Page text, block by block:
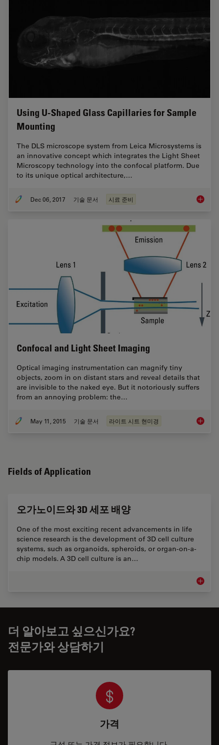
Using U-Shaped Glass Capillaries for Sample
Mounting
The DLS microscope system from Leica Microsystems is
an innovative concept which integrates the Light Sheet
Microscopy technology into the confocal platform. Due
to its unique optical architecture,…
Dec 06, 2017 기술 문서 시료 준비 Using
Confocal and Light Sheet Imaging
Optical imaging instrumentation can magnify tiny
objects, zoom in on distant stars and reveal details that
are invisible to the naked eye. But it notoriously suffers
from an annoying problem: the…
May 11, 2015 기술 문서 라이트 시트 현미경
Fields of Application
오가노이드와 3D 세포 배양
One of the most exciting recent advancements in life
science research is the development of 3D cell culture
systems, such as organoids, spheroids, or organ-on-a-
chip models. A 3D cell culture is an…
오가노
더 알아보고 싶으신가요?
전문가와 상담하기
가격